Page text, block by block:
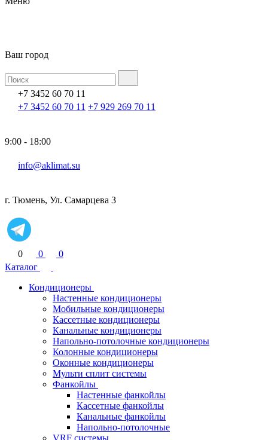
Ваш город
+7 3452 60 70 11
+7 3452 60 70 11 +7 929 269 70 11
9:00 - 18:00
info@aklimat.su
г. Тюмень, Ул. Самарцева 3
0 0
0
Каталог
Кондиционеры
Настенные кондиционеры
Мобильные кондиционеры
Кассетные кондиционеры
Канальные кондиционеры
Напольно-потолочные кондиционеры
Колонные кондиционеры
Оконные кондиционеры
Мульти сплит системы
Фанкойлы
Настенные фанкойлы
Кассетные фанкойлы
Канальные фанкойлы
Напольно-потолочные
VRF системы